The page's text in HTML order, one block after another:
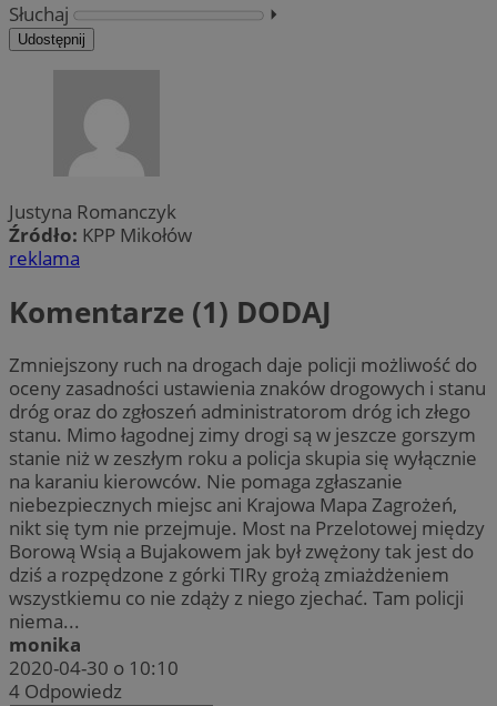
Słuchaj
⏵︎
Udostępnij
Justyna Romanczyk
Źródło: KPP Mikołów
reklama
Komentarze (1) DODAJ
Zmniejszony ruch na drogach daje policji możliwość do
oceny zasadności ustawienia znaków drogowych i stanu
dróg oraz do zgłoszeń administratorom dróg ich złego
stanu. Mimo łagodnej zimy drogi są w jeszcze gorszym
stanie niż w zeszłym roku a policja skupia się wyłącznie
na karaniu kierowców. Nie pomaga zgłaszanie
niebezpiecznych miejsc ani Krajowa Mapa Zagrożeń,
nikt się tym nie przejmuje. Most na Przelotowej między
Borową Wsią a Bujakowem jak był zwężony tak jest do
dziś a rozpędzone z górki TIRy grożą zmiażdżeniem
wszystkiemu co nie zdąży z niego zjechać. Tam policji
niema...
monika
2020-04-30 o 10:10
4 Odpowiedz